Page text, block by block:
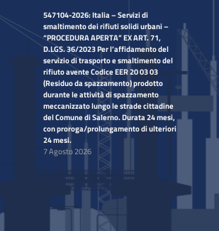
547104-2026: Italia – Servizi di
smaltimento dei rifiuti solidi urbani –
“PROCEDURA APERTA” EX ART. 71,
D.LGS. 36/2023 Per l’affidamento del
servizio di trasporto e smaltimento del
rifiuto avente Codice EER 20 03 03
(Residuo da spazzamento) prodotto
durante le attività di spazzamento
meccanizzato lungo le strade cittadine
del Comune di Salerno. Durata 24 mesi,
con proroga/prolungamento di ulteriori
24 mesi.
7 Agosto 2026